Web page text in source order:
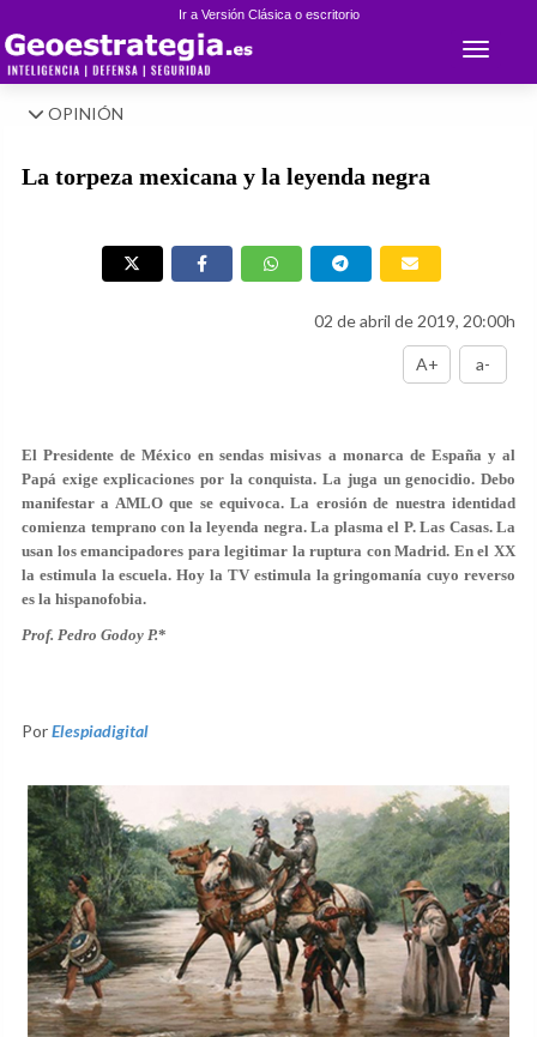
Ir a Versión Clásica o escritorio
Toggle
OPINIÓN
La torpeza mexicana y la leyenda negra
02 de abril de 2019, 20:00h
A+ a-
El Presidente de México en sendas misivas a monarca de España y al
Papá exige explicaciones por la conquista. La juga un genocidio. Debo
manifestar a AMLO que se equivoca. La erosión de nuestra identidad
comienza temprano con la leyenda negra. La plasma el P. Las Casas. La
usan los emancipadores para legitimar la ruptura con Madrid. En el XX
la estimula la escuela. Hoy la TV estimula la gringomanía cuyo reverso
es la hispanofobia.
Prof. Pedro Godoy P.*
PorElespiadigital